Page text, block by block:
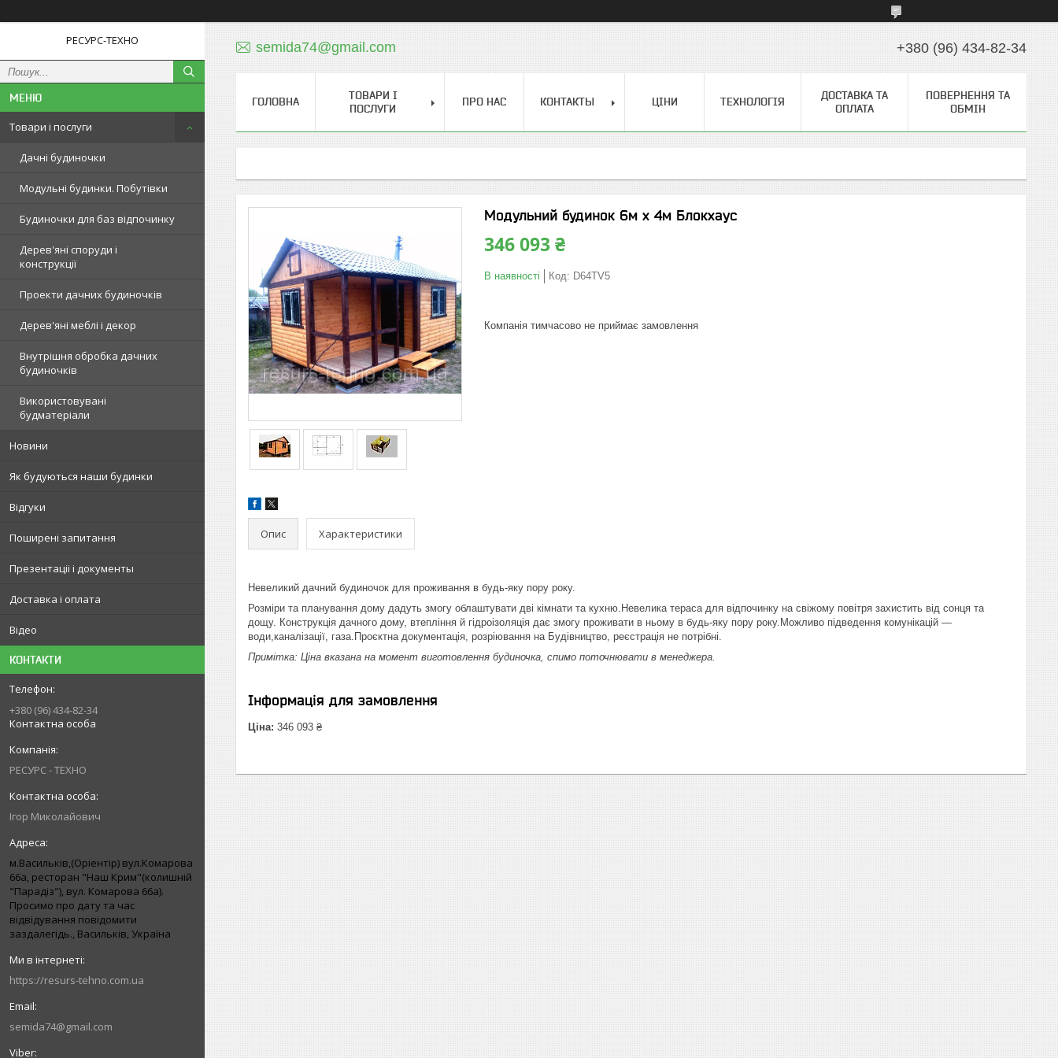
РЕСУРС-ТЕХНО
Товари і послуги
Дачні будиночки
Модульні будинки. Побутівки
Будиночки для баз відпочинку
Дерев'яні споруди і
конструкції
Проекти дачних будиночків
Дерев'яні меблі і декор
Внутрішня обробка дачних
будиночків
Використовувані
будматеріали
Новини
Як будуються наши будинки
Відгуки
Поширені запитання
Презентаціі і документы
Доставка і оплата
Відео
КОНТАКТИ
+380 (96) 434-82-34
Контактна особа
РЕСУРС - ТЕХНО
Ігор Миколайович
м.Васильків,(Оріентір) вул.Комарова
66а, ресторан "Наш Крим"(колишній
"Парадіз"), вул. Комарова 66а).
Просимо про дату та час
відвідування повідомити
заздалегідь., Васильків, Україна
https://resurs-tehno.com.ua
semida74@gmail.com
semida74@gmail.com +380 (96) 434-82-34
ГОЛОВНА
ТОВАРИ І
ПОСЛУГИ
ПРО НАС КОНТАКТЫ ЦІНИ ТЕХНОЛОГІЯ
ДОСТАВКА ТА
ОПЛАТА
ПОВЕРНЕННЯ ТА
ОБМІН
Модульний будинок 6м х 4м Блокхаус
346 093 ₴
В наявності Код: D64TV5
Компанія тимчасово не приймає замовлення
Опис Характеристики
Невеликий дачний будиночок для проживання в будь-яку пору року.
Розміри та планування дому дадуть змогу облаштувати дві кімнати та кухню.Невелика тераса для відпочинку на свіжому повітря захистить від сонця та
дощу. Конструкція дачного дому, втепління й гідроізоляція дає змогу проживати в ньому в будь-яку пору року.Можливо підведення комунікацій —
води,каналізації, газа.Проєктна документація, розріювання на Будівництво, реєстрація не потрібні.
Примітка: Ціна вказана на момент виготовлення будиночка, спимо поточнювати в менеджера.
Інформація для замовлення
Ціна: 346 093 ₴